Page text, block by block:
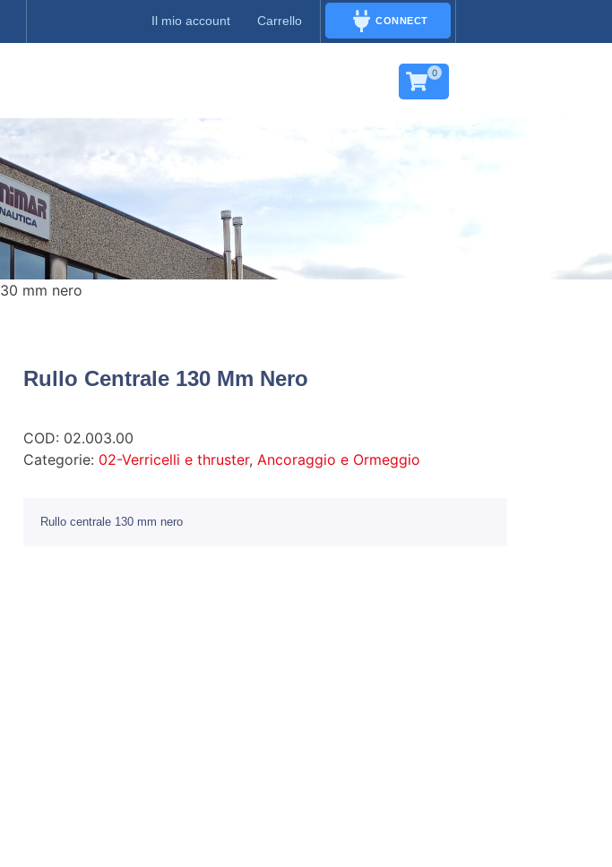
Il mio account Carrello CONNECT
0
mm nero
Rullo Centrale 130 Mm Nero
COD: 02.003.00
Categorie: 02-Verricelli e thruster, Ancoraggio e Ormeggio
Rullo centrale 130 mm nero